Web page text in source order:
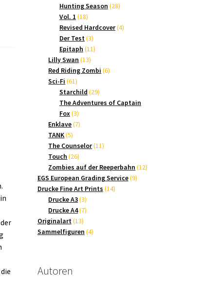
Produkte
Hunting Season 2828
Vol. 1 1818
Produkte
Revised Hardcover 44
Der Test 33
Produkte
Epitaph 1111
Lilly Swan 1313
Produkte
Red Riding Zombi 66
Sci-Fi 6161
Produkte
Starchild 2929
Produkte
The Adventures of Captain
Fox 33
Produkte
Enklave 77
TANK 55
Produkte
The Counselor 1111
Touch 2626
Produkte
Zombies auf der Reeperbahn 1212
EGS European Grading Service 99
Drucke Fine Art Prints 1414
Drucke A3 33
Produkte
Drucke A4 77
Originalart 1313
Produkte
Sammelfiguren 44
Autoren